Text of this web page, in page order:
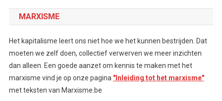
MARXISME
Het kapitalisme leert ons niet hoe we het kunnen bestrijden. Dat
moeten we zelf doen, collectief verwerven we meer inzichten
dan alleen. Een goede aanzet om kennis te maken met het
marxisme vind je op onze pagina "Inleiding tot het marxisme"
met teksten van Marxisme.be